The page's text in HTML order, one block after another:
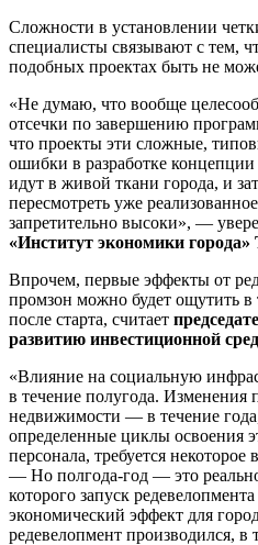
Сложности в установлении
специалисты связывают с тем,
подобных проектах быть не
«Не думаю, что вообще
отсечки по завершению
что проекты эти сложные,
ошибки в разработке
идут в живой ткани города, и
пересмотреть уже
запретительно высоки», —
«Институт экономики
Впрочем, первые эффекты от
промзон можно будет ощутить в
после старта, считает
развитию инвестиционной
«Влияние на социальную
в течение полугода.
недвижимости — в течение
определенные циклы освоения
персонала, требуется
— Но полгода-год — это
которого запуск
экономический эффект для
редевелопмент производился, в